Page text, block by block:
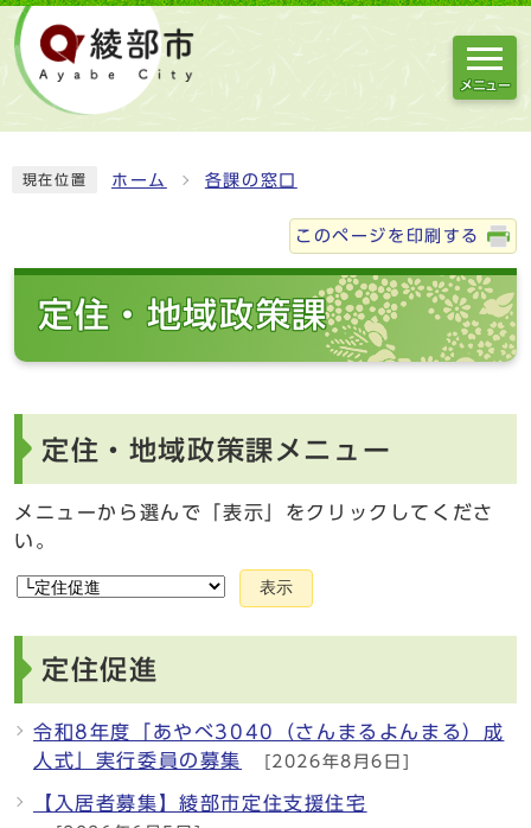
メニュー
現在位置 ホーム 各課の窓口
このページを印刷する
定住・地域政策課
定住・地域政策課メニュー
メニューから選んで「表示」をクリックしてくださ
い。
表示
定住促進
令和8年度「あやべ3040（さんまるよんまる）成
人式」実行委員の募集
[2026年8月6日]
【入居者募集】綾部市定住支援住宅